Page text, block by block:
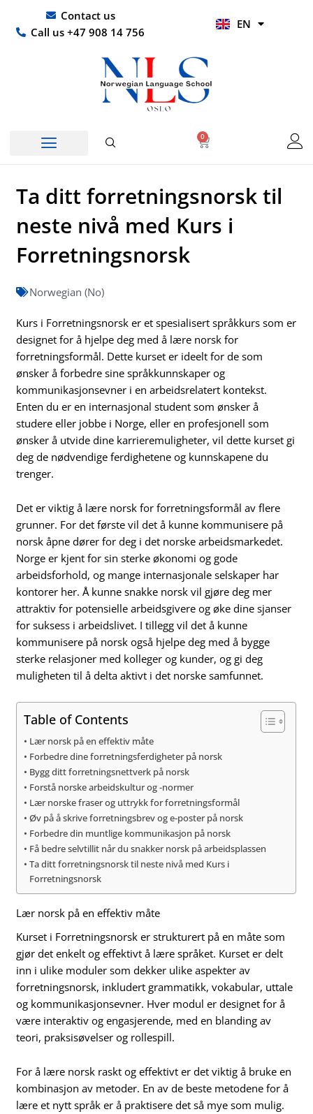
content
Contact us
Call us +47 908 14 756
EN
HI
0
Basket
Ta ditt forretningsnorsk til
neste nivå med Kurs i
Forretningsnorsk
Norwegian (No)
Kurs i Forretningsnorsk er et spesialisert språkkurs som er
designet for å hjelpe deg med å lære norsk for
forretningsformål. Dette kurset er ideelt for de som
ønsker å forbedre sine språkkunnskaper og
kommunikasjonsevner i en arbeidsrelatert kontekst.
Enten du er en internasjonal student som ønsker å
studere eller jobbe i Norge, eller en profesjonell som
ønsker å utvide dine karrieremuligheter, vil dette kurset gi
deg de nødvendige ferdighetene og kunnskapene du
trenger.
Det er viktig å lære norsk for forretningsformål av flere
grunner. For det første vil det å kunne kommunisere på
norsk åpne dører for deg i det norske arbeidsmarkedet.
Norge er kjent for sin sterke økonomi og gode
arbeidsforhold, og mange internasjonale selskaper har
kontorer her. Å kunne snakke norsk vil gjøre deg mer
attraktiv for potensielle arbeidsgivere og øke dine sjanser
for suksess i arbeidslivet. I tillegg vil det å kunne
kommunisere på norsk også hjelpe deg med å bygge
sterke relasjoner med kolleger og kunder, og gi deg
muligheten til å delta aktivt i det norske samfunnet.
Table of Contents
Lær norsk på en effektiv måte
Forbedre dine forretningsferdigheter på norsk
Bygg ditt forretningsnettverk på norsk
Forstå norske arbeidskultur og -normer
Lær norske fraser og uttrykk for forretningsformål
Øv på å skrive forretningsbrev og e-poster på norsk
Forbedre din muntlige kommunikasjon på norsk
Få bedre selvtillit når du snakker norsk på arbeidsplassen
Ta ditt forretningsnorsk til neste nivå med Kurs i
Forretningsnorsk
Lær norsk på en effektiv måte
Kurset i Forretningsnorsk er strukturert på en måte som
gjør det enkelt og effektivt å lære språket. Kurset er delt
inn i ulike moduler som dekker ulike aspekter av
forretningsnorsk, inkludert grammatikk, vokabular, uttale
og kommunikasjonsevner. Hver modul er designet for å
være interaktiv og engasjerende, med en blanding av
teori, praksisøvelser og rollespill.
For å lære norsk raskt og effektivt er det viktig å bruke en
kombinasjon av metoder. En av de beste metodene for å
lære et nytt språk er å praktisere det så mye som mulig.